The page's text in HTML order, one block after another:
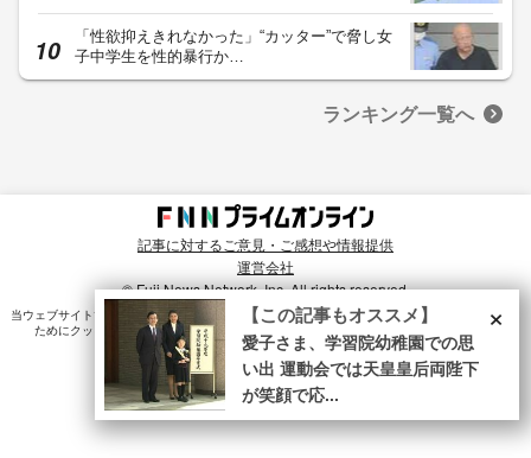
「性欲抑えきれなかった」“カッター”で脅し女
子中学生を性的暴行か…
ランキング一覧へ
記事に対するご意見・ご感想や情報提供
運営会社
© Fuji News Network, Inc. All rights reserved.
当ウェブサイトでは、ユーザのニーズ・興味・関⼼に合致したコンテンツや広告配信を提供する
ためにクッキーを使⽤しています。詳細は、
プライバシーポリシー をご確認ください。×
【この記事もオススメ】
愛子さま、学習院幼稚園での思
い出 運動会では天皇皇后両陛下
が笑顔で応...